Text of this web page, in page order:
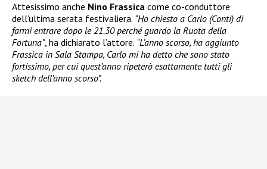
Attesissimo anche Nino Frassica come co-conduttore
dell’ultima serata festivaliera. “Ho chiesto a Carlo (Conti) di
farmi entrare dopo le 21.30 perché guardo la Ruota della
Fortuna”, ha dichiarato l’attore. “L’anno scorso, ha aggiunto
Frassica in Sala Stampa, Carlo mi ha detto che sono stato
fortissimo, per cui quest’anno ripeterò esattamente tutti gli
sketch dell’anno scorso”.